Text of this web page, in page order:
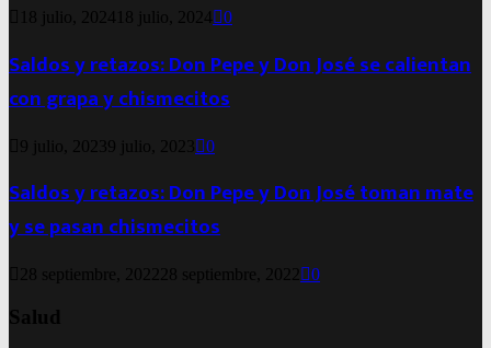
18 julio, 2024 18 julio, 2024 0
Saldos y retazos: Don Pepe y Don José se calientan
con grapa y chismecitos
9 julio, 20239 julio, 2023 0
Saldos y retazos: Don Pepe y Don José toman mate
y se pasan chismecitos
28 septiembre, 2022 28 septiembre, 2022 0
Salud